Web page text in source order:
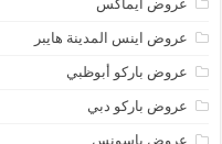
عروض ايماكس
عروض اينس المدينة هايبر
عروض باركو أبوظبي
عروض باركو دبي
عروض باسونس